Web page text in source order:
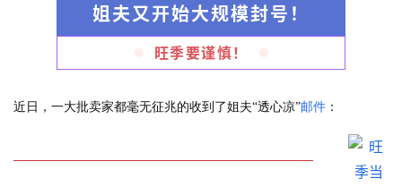
姐夫又开始大规模封号！
旺季要谨慎！
近日，一大批卖家都毫无征兆的收到了姐夫“透心凉”邮件 ：